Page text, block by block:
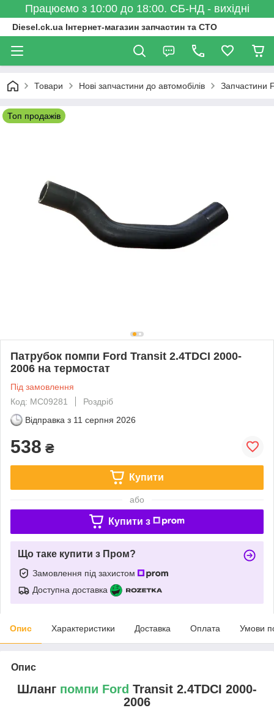
Працюємо з 10:00 до 18:00. СБ-НД - вихідні
Diesel.ck.ua Інтернет-магазин запчастин та СТО
Товари Нові запчастини до автомобілів Запчастини
Топ продажів
Патрубок помпи Ford Transit 2.4TDCI 2000-
2006 на термостат
Під замовлення
Код: MC09281
Роздріб
Відправка з 11 серпня 2026
538 ₴
Купити
або
Купити з
Що таке купити з Пром?
Замовлення під захистом
Доступна доставка
Опис Характеристики Доставка Оплата Умови
Опис
Шланг помпи Ford Transit 2.4TDCI 2000-
2006